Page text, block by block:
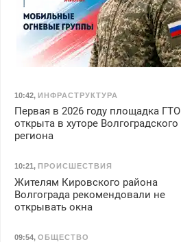
10:42, ИНФРАСТРУКТУРА
Первая в 2026 году площадка ГТО
открыта в хуторе Волгоградского
региона
10:21, ПРОИСШЕСТВИЯ
Жителям Кировского района
Волгограда рекомендовали не
открывать окна
09:54, ОБЩЕСТВО